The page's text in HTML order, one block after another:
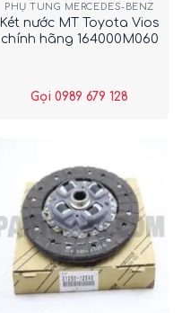
PHỤ TÙNG MERCEDES-BENZ
Két nước MT Toyota Vios
chính hãng 164000M060
Gọi 0989 679 128